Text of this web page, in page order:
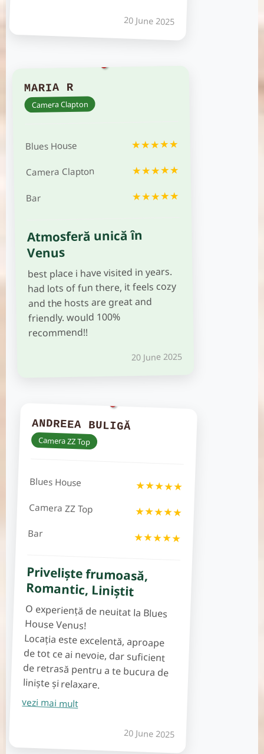
20 June 2025
MARIA R
Camera Clapton
Blues House ★★★★★
Camera Clapton ★★★★★
Bar ★★★★★
Atmosferă unică în
Venus
best place i have visited in years.
had lots of fun there, it feels cozy
and the hosts are great and
friendly. would 100%
recommend!!
20 June 2025
ANDREEA BULIGĂ
Camera ZZ Top
Blues House ★★★★★
Camera ZZ Top ★★★★★
Bar ★★★★★
Priveliște frumoasă,
Romantic, Liniștit
O experiență de neuitat la Blues
House Venus!
Locația este excelentă, aproape
de tot ce ai nevoie, dar suficient
de retrasă pentru a te bucura de
liniște și relaxare.
vezi mai mult
20 June 2025